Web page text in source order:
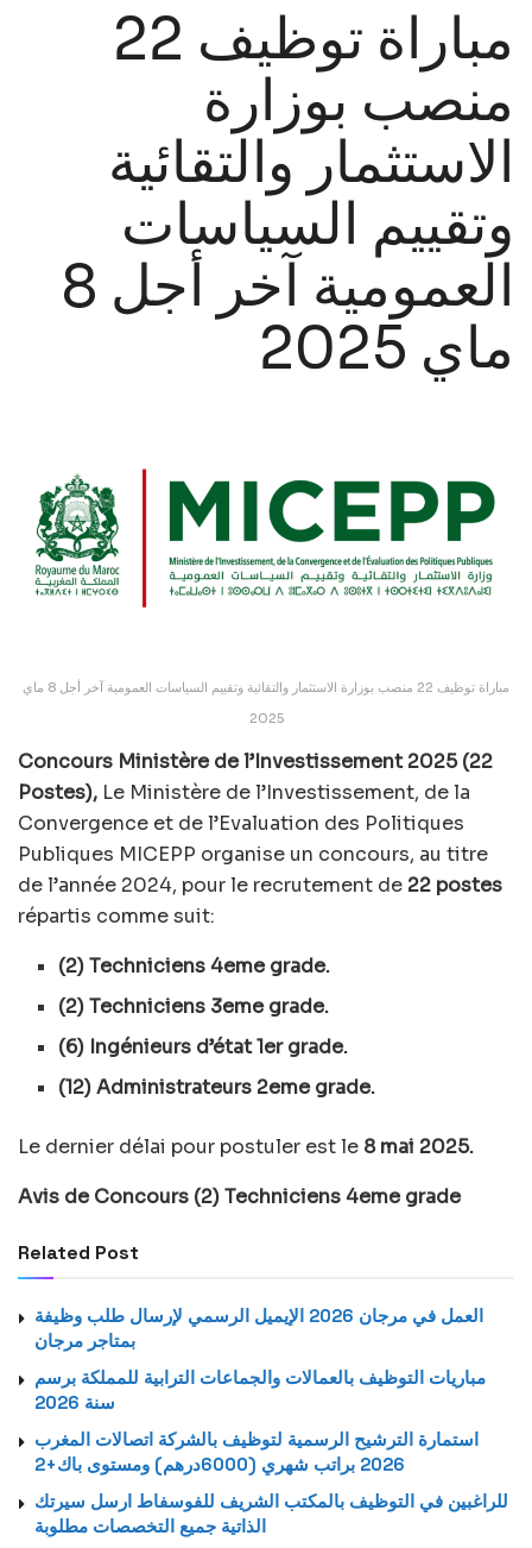
مباراة توظيف 22
منصب بوزارة
الاستثمار والتقائية
وتقييم السياسات
العمومية آخر أجل 8
ماي 2025
مباراة توظيف 22 منصب بوزارة الاستثمار والتقائية وتقييم السياسات العمومية آخر أجل 8 ماي
2025
Concours Ministère de l’Investissement 2025 (22
Postes), Le Ministère de l’Investissement, de la
Convergence et de l’Evaluation des Politiques
Publiques MICEPP organise un concours, au titre
de l’année 2024, pour le recrutement de 22 postes
répartis comme suit:
(2) Techniciens 4eme grade.
(2) Techniciens 3eme grade.
(6) Ingénieurs d’état 1er grade.
(12) Administrateurs 2eme grade.
Le dernier délai pour postuler est le 8 mai 2025.
Avis de Concours (2) Techniciens 4eme grade
Related Post
العمل في مرجان 2026 الإيميل الرسمي لإرسال طلب وظيفة
بمتاجر مرجان
مباريات التوظيف بالعمالات والجماعات الترابية للمملكة برسم
سنة 2026
استمارة الترشيح الرسمية لتوظيف بالشركة اتصالات المغرب
2026 براتب شهري (6000درهم) ومستوى باك+2
للراغبين في التوظيف بالمكتب الشريف للفوسفاط ارسل سيرتك
الذاتية جميع التخصصات مطلوبة